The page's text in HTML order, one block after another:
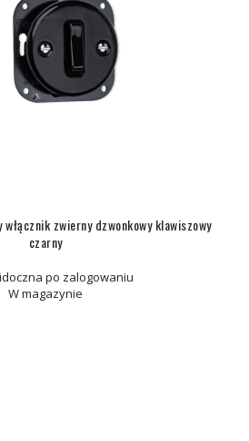
zwierny dzwonkowy klawiszowy
czarny
po zalogowaniu
W magazynie